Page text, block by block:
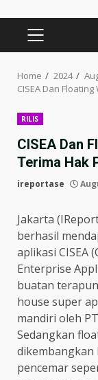
PRIMARY
Home 2024
CISEA Dan
RILIS
CISEA Dan
Terima Hak
ireportase
Jakarta
berhasil
aplikasi CISEA
Enterprise
buatan
house super
mandiri oleh
Sedangkan
dikembangkan
pencemar